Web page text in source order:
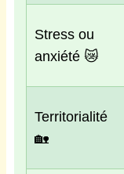
Stress ou
anxiété 😿
Territorialité
🏡